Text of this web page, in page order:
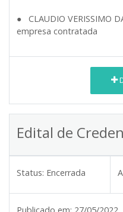
● CLAUDIO VERISSIMO
empresa contratada
Edital de
Status: Encerrada
Publicado em: 27/05/2022